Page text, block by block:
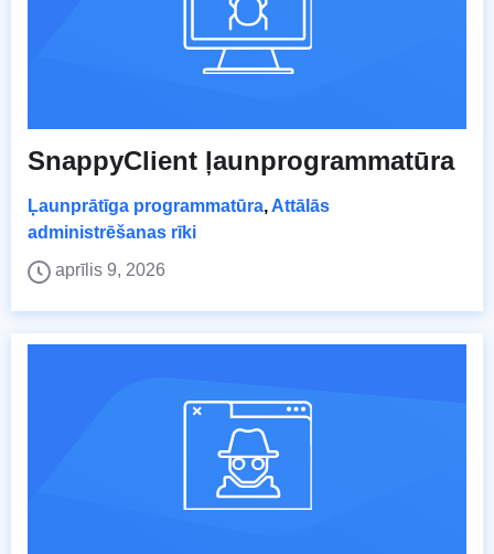
SnappyClient ļaunprogrammatūra
Ļaunprātīga programmatūra,Attālās
administrēšanas rīki
aprīlis 9, 2026